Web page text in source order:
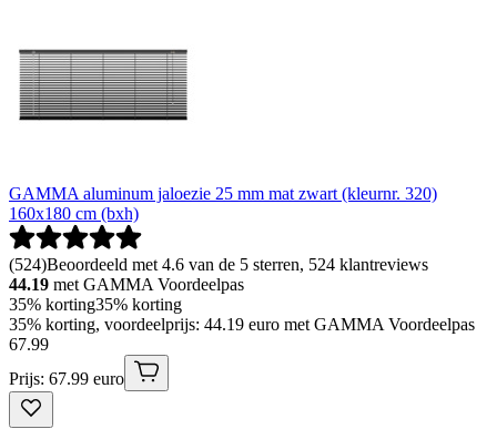
GAMMA aluminum jaloezie 25 mm mat zwart (kleurnr. 320)
160x180 cm (bxh)
(524)Beoordeeld met 4.6 van de 5 sterren, 524 klantreviews
44.19 met GAMMA Voordeelpas
35% korting35% korting
35% korting, voordeelprijs: 44.19 euro met GAMMA Voordeelpas
67.99
Prijs: 67.99 euro